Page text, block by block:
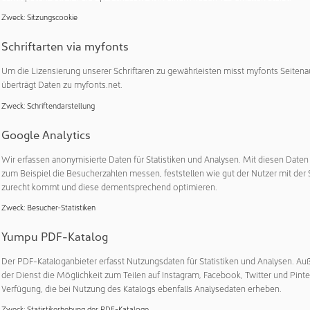
die Halbleiterindustrie unter unserer starken und etablierten
optimiert unser Produktangebot weiter. Wir werden die
noch besser mit hochwertigen Komplettlösungen bedienen
sondern auch für damit verbundene kritische
Dieser Schritt unterstreicht unser
ganzen Welt einen herausragenden Mehrwert und Support
für den Halbleitermarkt
clean solutions 2023 übernommen und dessen
in sein Portfolio integriert. Die Produkte, die nun in die
in der Halbleiterindustrie zum Einsatz, aber
LEDs, Solarzellen und Flachbildschirmen. Das Angebot
als auch kundenspezifische individuelle
centrotherm clean solutions werden ihre Positionen und
als auch für die Kunden Stabilität gewährleistet und
nahtlosen Service und unterbrechungsfreie Verfügbarkeit
Zweck: Sitzungscookie
Schriftarten via myfonts
Um die Lizensierung unserer Schriftaren zu gewährleisten misst myfonts
überträgt Daten zu myfonts.net.
Zweck: Schriftendarstellung
Google Analytics
Wir erfassen anonymisierte Daten für Statistiken und Analysen. Mit diesen
zum Beispiel die Besucherzahlen messen, feststellen wie gut der Nutzer mit der
zurecht kommt und diese dementsprechend optimieren.
Zweck: Besucher-Statistiken
Yumpu PDF-Katalog
Der PDF-Kataloganbieter erfasst Nutzungsdaten für Statistiken und Analysen.
der Dienst die Möglichkeit zum Teilen auf Instagram, Facebook, Twitter und
Verfügung, die bei Nutzung des Katalogs ebenfalls Analysedaten erheben.